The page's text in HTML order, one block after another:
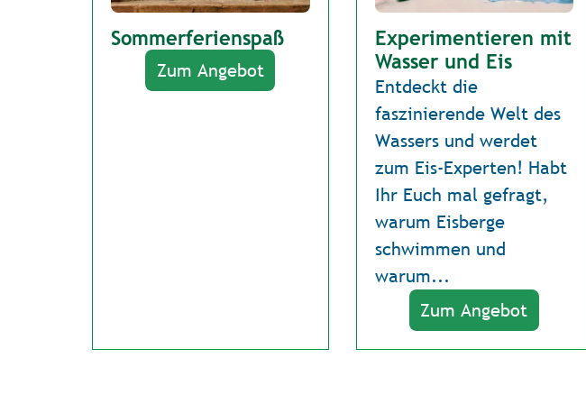
Sommerferienspaß
Zum Angebot
Experimentieren mit
Wasser und Eis
Entdeckt die
faszinierende Welt des
Wassers und werdet
zum Eis-Experten! Habt
Ihr Euch mal gefragt,
warum Eisberge
schwimmen und
warum...
Zum Angebot